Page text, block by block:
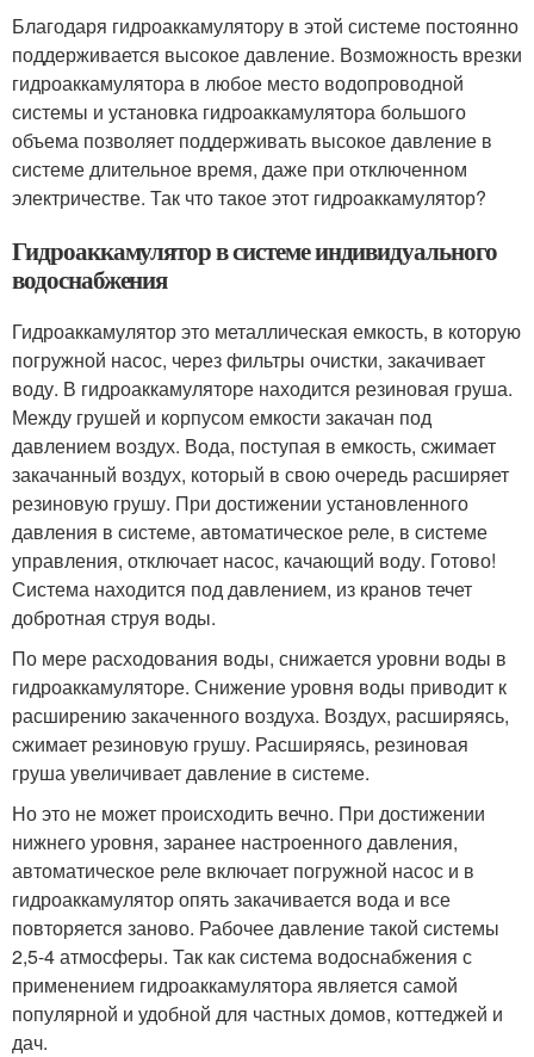
Благодаря гидроаккамулятору в этой системе постоянно
поддерживается высокое давление. Возможность врезки
гидроаккамулятора в любое место водопроводной
системы и установка гидроаккамулятора большого
объема позволяет поддерживать высокое давление в
системе длительное время, даже при отключенном
электричестве. Так что такое этот гидроаккамулятор?
Гидроаккамулятор в системе индивидуального
водоснабжения
Гидроаккамулятор это металлическая емкость, в которую
погружной насос, через фильтры очистки, закачивает
воду. В гидроаккамуляторе находится резиновая груша.
Между грушей и корпусом емкости закачан под
давлением воздух. Вода, поступая в емкость, сжимает
закачанный воздух, который в свою очередь расширяет
резиновую грушу. При достижении установленного
давления в системе, автоматическое реле, в системе
управления, отключает насос, качающий воду. Готово!
Система находится под давлением, из кранов течет
добротная струя воды.
По мере расходования воды, снижается уровни воды в
гидроаккамуляторе. Снижение уровня воды приводит к
расширению закаченного воздуха. Воздух, расширяясь,
сжимает резиновую грушу. Расширяясь, резиновая
груша увеличивает давление в системе.
Но это не может происходить вечно. При достижении
нижнего уровня, заранее настроенного давления,
автоматическое реле включает погружной насос и в
гидроаккамулятор опять закачивается вода и все
повторяется заново. Рабочее давление такой системы
2,5-4 атмосферы. Так как система водоснабжения с
применением гидроаккамулятора является самой
популярной и удобной для частных домов, коттеджей и
дач.